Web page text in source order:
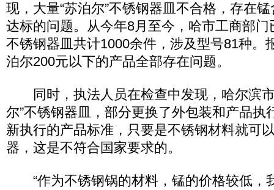
现，大量“苏泊尔”不锈钢器皿不合格，存在
达标的问题。从今年8月至今，哈市工商部
不锈钢器皿共计1000余件，涉及型号81种。
泊尔200元以下的产品全部存在问题。
同时，执法人员在检查中发现，哈尔滨市
尔”不锈钢器皿，部分更换了外包装和产品执
新执行的产品标准，只要是不锈钢材料就可
器，这是不符合国家要求的。
“作为不锈钢锅的材料，锰的价格较低，